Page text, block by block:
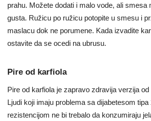
prahu. Možete dodati i malo vode, ali smesa
gusta. Ružicu po ružicu potopite u smesu i
maslacu dok ne porumene. Kada izvadite
ostavite da se ocedi na ubrusu.
Pire od karfiola
Pire od karfiola je zapravo zdravija verzija
Ljudi koji imaju problema sa dijabetesom
rezistencijom ne bi trebalo da konzumiraju